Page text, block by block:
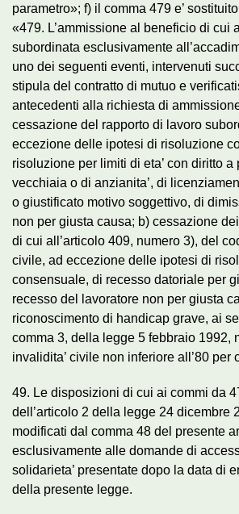
parametro»; f) il comma 479 e’
«479. L’ammissione al beneficio di cui
subordinata esclusivamente
uno dei seguenti eventi, intervenuti
stipula del contratto di mutuo e
antecedenti alla richiesta di
cessazione del rapporto di lavoro
eccezione delle ipotesi di risoluzione
risoluzione per limiti di eta’ con diritto a
vecchiaia o di anzianita’, di
o giustificato motivo soggettivo, di
non per giusta causa; b) cessazione
di cui all’articolo 409, numero 3), del
civile, ad eccezione delle ipotesi di
consensuale, di recesso datoriale per
recesso del lavoratore non per giusta
riconoscimento di handicap grave, ai
comma 3, della legge 5 febbraio 1992,
invalidita’ civile non inferiore all’80 per
49. Le disposizioni di cui ai commi da
dell’articolo 2 della legge 24 dicembre
modificati dal comma 48 del presente
esclusivamente alle domande di
solidarieta’ presentate dopo la data di
della presente legge.